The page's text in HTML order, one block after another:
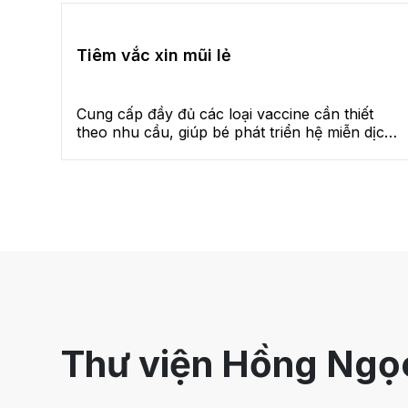
Tiêm vắc xin mũi lẻ
Cung cấp đầy đủ các loại vaccine cần thiết
theo nhu cầu, giúp bé phát triển hệ miễn dịch,
Thư viện Hồng